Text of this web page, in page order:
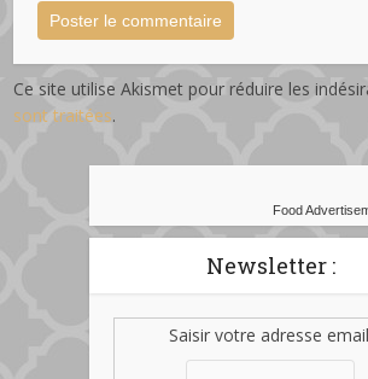
Ce site utilise Akismet pour réduire les
sont traitées.
Food
Newsletter :
Saisir votre adresse